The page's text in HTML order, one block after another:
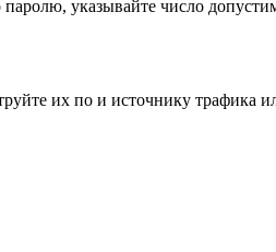
указывайте число
их по и источнику трафика